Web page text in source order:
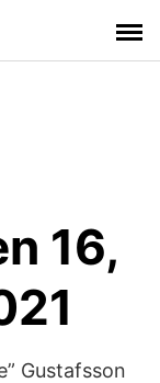
16,
Gustafsson